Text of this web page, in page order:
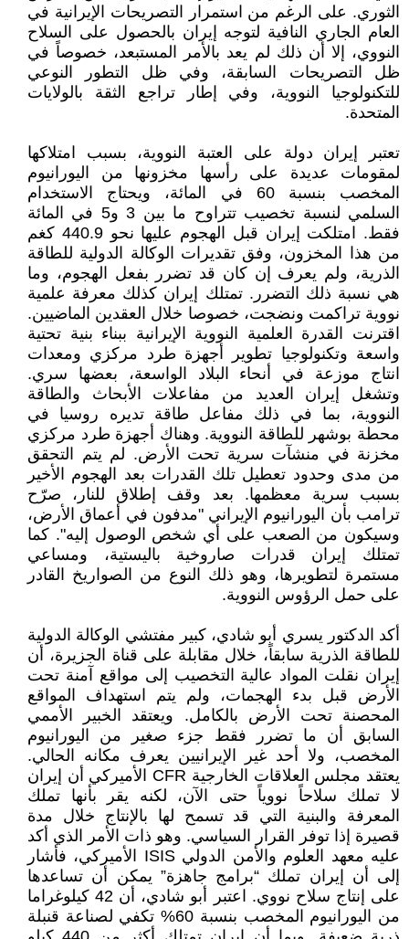
الثوري. على الرغم من استمرار التصريحات الإيرانية في
العام الجاري النافية لتوجه إيران بالحصول على السلاح
النووي، إلا أن ذلك لم يعد بالأمر المستبعد، خصوصاً في
ظل التصريحات السابقة، وفي ظل التطور النوعي
للتكنولوجيا النووية، وفي إطار تراجع الثقة بالولايات
المتحدة.
تعتبر إيران دولة على العتبة النووية، بسبب امتلاكها
لمقومات عديدة على رأسها مخزونها من اليورانيوم
المخصب بنسبة 60 في المائة، ويحتاج الاستخدام
السلمي لنسبة تخصيب تتراوح ما بين 3 و5 في المائة
فقط. امتلكت إيران قبل الهجوم عليها نحو 440.9 كغم
من هذا المخزون، وفق تقديرات الوكالة الدولية للطاقة
الذرية، ولم يعرف إن كان قد تضرر بفعل الهجوم، وما
هي نسبة ذلك التضرر. تمتلك إيران كذلك معرفة علمية
نووية تراكمت ونضجت، خصوصا خلال العقدين الماضيين.
اقترنت القدرة العلمية النووية الإيرانية ببناء بنية تحتية
واسعة وتكنولوجيا تطوير أجهزة طرد مركزي ومعدات
انتاج موزعة في أنحاء البلاد الواسعة، بعضها سري.
وتشغل إيران العديد من مفاعلات الأبحاث والطاقة
النووية، بما في ذلك مفاعل طاقة تديره روسيا في
محطة بوشهر للطاقة النووية. وهناك أجهزة طرد مركزي
مخزنة في منشآت سرية تحت الأرض. لم يتم التحقق
من مدى وحدود تعطيل تلك القدرات بعد الهجوم الأخير
بسبب سرية معظمها. بعد وقف إطلاق للنار، صرّح
ترامب بأن اليورانيوم الإيراني "مدفون في أعماق الأرض،
وسيكون من الصعب على أي شخص الوصول إليه". كما
تمتلك إيران قدرات صاروخية باليستية، ومساعي
مستمرة لتطويرها، وهو ذلك النوع من الصواريخ القادر
على حمل الرؤوس النووية.
أكد الدكتور يسري أبو شادي، كبير مفتشي الوكالة الدولية
للطاقة الذرية سابقاً، خلال مقابلة على قناة الجزيرة، أن
إيران نقلت المواد عالية التخصيب إلى مواقع آمنة تحت
الأرض قبل بدء الهجمات، ولم يتم استهداف المواقع
المحصنة تحت الأرض بالكامل. ويعتقد الخبير الأممي
السابق أن ما تضرر فقط جزء صغير من اليورانيوم
المخصب، ولا أحد غير الإيرانيين يعرف مكانه الحالي.
يعتقد مجلس العلاقات الخارجية CFR الأميركي أن إيران
لا تملك سلاحاً نووياً حتى الآن، لكنه يقر بأنها تملك
المعرفة والبنية التي قد تسمح لها بالإنتاج خلال مدة
قصيرة إذا توفر القرار السياسي. وهو ذات الأمر الذي أكد
عليه معهد العلوم والأمن الدولي ISIS الأميركي، فأشار
إلى أن إيران تملك “برامج جاهزة” يمكن أن تساعدها
على إنتاج سلاح نووي. اعتبر أبو شادي، أن 42 كيلوغراما
من اليورانيوم المخصب بنسبة 60% تكفي لصناعة قنبلة